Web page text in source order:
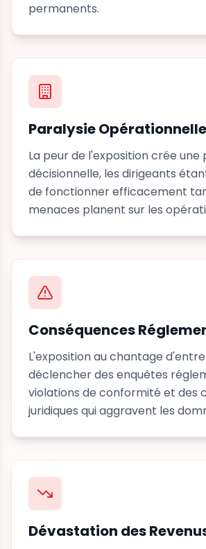
permanents.
Paralysie Opérationnelle
La peur de l'exposition crée une
décisionnelle, les dirigeants
de fonctionner efficacement
menaces planent sur les
Conséquences
L'exposition au chantage
déclencher des enquêtes
violations de conformité et des
juridiques qui aggravent les
Dévastation des